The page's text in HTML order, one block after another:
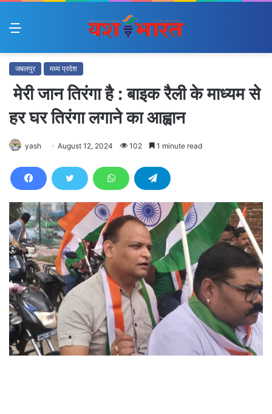
Menu
जबलपुर मध्य प्रदेश
मेरी जान तिरंगा है : बाइक रैली के माध्यम से
हर घर तिरंगा लगाने का आह्वान
yash August 12, 2024 102 1 minute read